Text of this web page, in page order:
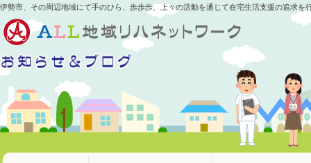
伊勢市、その周辺地域にて手のひら、歩歩歩、上々の活動を通じて在宅生活支援の追求を